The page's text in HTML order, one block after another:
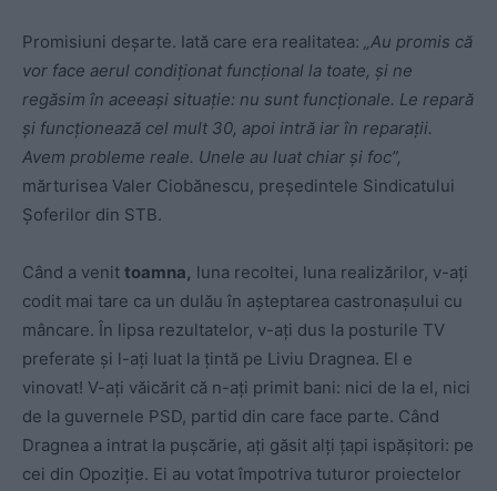
Promisiuni deșarte. Iată care era realitatea: „Au promis că
vor face aerul condiţionat funcţional la toate, şi ne
regăsim în aceeaşi situaţie: nu sunt funcţionale. Le repară
şi funcţionează cel mult 30, apoi intră iar în reparaţii.
Avem probleme reale. Unele au luat chiar şi foc”,
mărturisea Valer Ciobănescu, președintele Sindicatului
Șoferilor din STB.
Când a venit toamna, luna recoltei, luna realizărilor, v-ați
codit mai tare ca un dulău în așteptarea castronașului cu
mâncare. În lipsa rezultatelor, v-ați dus la posturile TV
preferate și l-ați luat la țintă pe Liviu Dragnea. El e
vinovat! V-ați văicărit că n-ați primit bani: nici de la el, nici
de la guvernele PSD, partid din care face parte. Când
Dragnea a intrat la pușcărie, ați găsit alți țapi ispășitori: pe
cei din Opoziție. Ei au votat împotriva tuturor proiectelor